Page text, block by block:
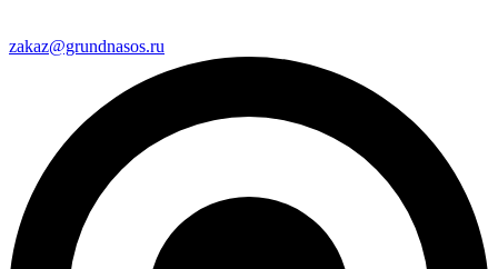
zakaz@grundnasos.ru